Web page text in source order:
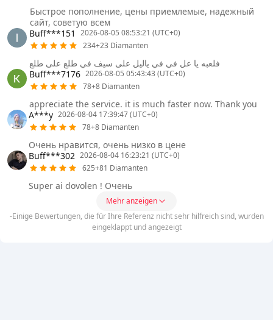
Быстрое пополнение, цены приемлемые, надежный
сайт, советую всем
Buff***151
2026-08-05 08:53:21 (UTC+0)
234+23 Diamanten
فلعبه يا عل في في ياليل على سيف في طلع على طلع
Buff***7176 2026-08-05 05:43:43 (UTC+0)
78+8 Diamanten
appreciate the service. it is much faster now. Thank you
A***y 2026-08-04 17:39:47 (UTC+0)
78+8 Diamanten
Очень нравится, очень низко в цене
Buff***302 2026-08-04 16:23:21 (UTC+0)
625+81 Diamanten
Super ai dovolen ! Очень
Mehr anzeigen
-Einige Bewertungen, die für Ihre Referenz nicht sehr hilfreich sind, wurden
eingeklappt und angezeigt